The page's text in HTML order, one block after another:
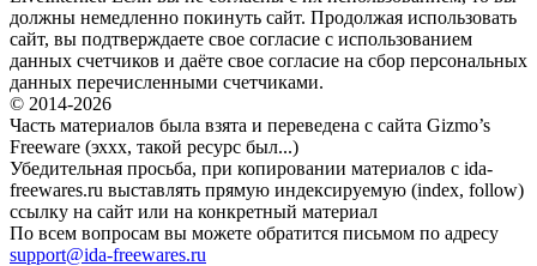
должны немедленно покинуть сайт. Продолжая использовать
сайт, вы подтверждаете свое согласие с использованием
данных счетчиков и даёте свое согласие на сбор персональных
данных перечисленными счетчиками.
© 2014-2026
Часть материалов была взята и переведена с сайта Gizmo’s
Freeware (эххх, такой ресурс был...)
Убедительная просьба, при копировании материалов с ida-
freewares.ru выставлять прямую индексируемую (index, follow)
ссылку на сайт или на конкретный материал
По всем вопросам вы можете обратится письмом по адресу
support@ida-freewares.ru